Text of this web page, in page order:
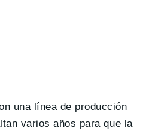
una línea de producción
varios años para que la